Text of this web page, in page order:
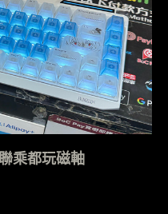
乘都玩磁軸